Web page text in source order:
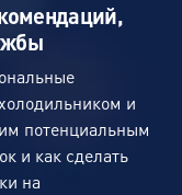
и
потенциальным
и как сделать
на